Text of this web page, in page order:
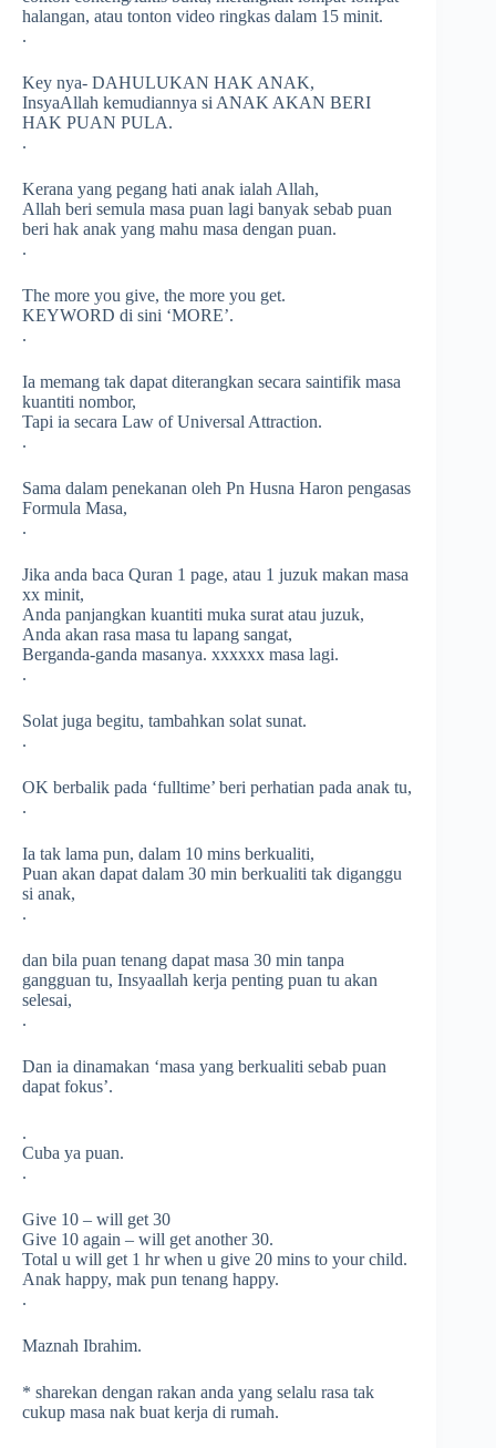
halangan, atau tonton video ringkas dalam 15 minit.
.
Key nya- DAHULUKAN HAK ANAK,
InsyaAllah kemudiannya si ANAK AKAN BERI
HAK PUAN PULA.
.
Kerana yang pegang hati anak ialah Allah,
Allah beri semula masa puan lagi banyak sebab puan
beri hak anak yang mahu masa dengan puan.
.
The more you give, the more you get.
KEYWORD di sini ‘MORE’.
.
Ia memang tak dapat diterangkan secara saintifik masa
kuantiti nombor,
Tapi ia secara Law of Universal Attraction.
.
Sama dalam penekanan oleh Pn Husna Haron pengasas
Formula Masa,
.
Jika anda baca Quran 1 page, atau 1 juzuk makan masa
xx minit,
Anda panjangkan kuantiti muka surat atau juzuk,
Anda akan rasa masa tu lapang sangat,
Berganda-ganda masanya. xxxxxx masa lagi.
.
Solat juga begitu, tambahkan solat sunat.
.
OK berbalik pada ‘fulltime’ beri perhatian pada anak tu,
.
Ia tak lama pun, dalam 10 mins berkualiti,
Puan akan dapat dalam 30 min berkualiti tak diganggu
si anak,
.
dan bila puan tenang dapat masa 30 min tanpa
gangguan tu, Insyaallah kerja penting puan tu akan
selesai,
.
Dan ia dinamakan ‘masa yang berkualiti sebab puan
dapat fokus’.
.
Cuba ya puan.
.
Give 10 – will get 30
Give 10 again – will get another 30.
Total u will get 1 hr when u give 20 mins to your child.
Anak happy, mak pun tenang happy.
.
Maznah Ibrahim.
* sharekan dengan rakan anda yang selalu rasa tak
cukup masa nak buat kerja di rumah.